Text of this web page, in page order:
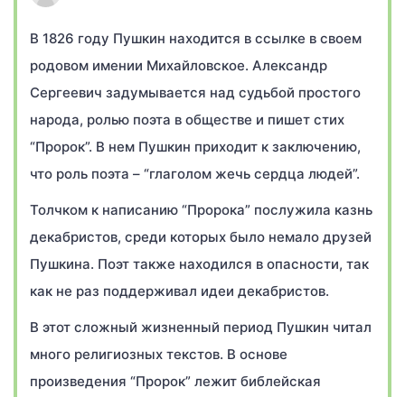
В 1826 году Пушкин находится в ссылке в своем
родовом имении Михайловское. Александр
Сергеевич задумывается над судьбой простого
народа, ролью поэта в обществе и пишет стих
“Пророк”. В нем Пушкин приходит к заключению,
что роль поэта – “глаголом жечь сердца людей”.
Толчком к написанию “Пророка” послужила казнь
декабристов, среди которых было немало друзей
Пушкина. Поэт также находился в опасности, так
как не раз поддерживал идеи декабристов.
В этот сложный жизненный период Пушкин читал
много религиозных текстов. В основе
произведения “Пророк” лежит библейская